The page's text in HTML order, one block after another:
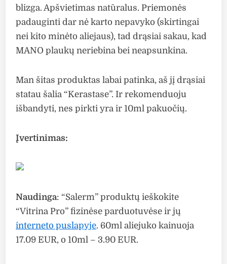
blizga. Apšvietimas natūralus. Priemonės
padauginti dar nė karto nepavyko (skirtingai
nei kito minėto aliejaus), tad drąsiai sakau, kad
MANO plaukų neriebina bei neapsunkina.
Man šitas produktas labai patinka, aš jį drąsiai
statau šalia “Kerastase”. Ir rekomenduoju
išbandyti, nes pirkti yra ir 10ml pakuočių.
Įvertinimas:
Naudinga: “Salerm” produktų ieškokite
“Vitrina Pro” fizinėse parduotuvėse ir jų
interneto puslapyje. 60ml aliejuko kainuoja
17.09 EUR, o 10ml – 3.90 EUR.